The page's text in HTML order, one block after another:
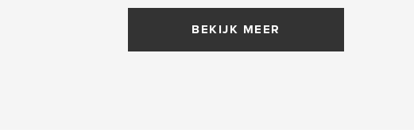
BEKIJK MEER